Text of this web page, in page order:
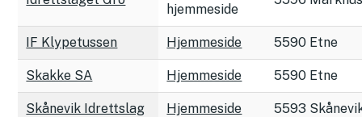
hjemmeside
IF Klypetussen Hjemmeside 5590 Etne
Skakke SA Hjemmeside 5590 Etne
Skånevik Idrettslag Hjemmeside 5593